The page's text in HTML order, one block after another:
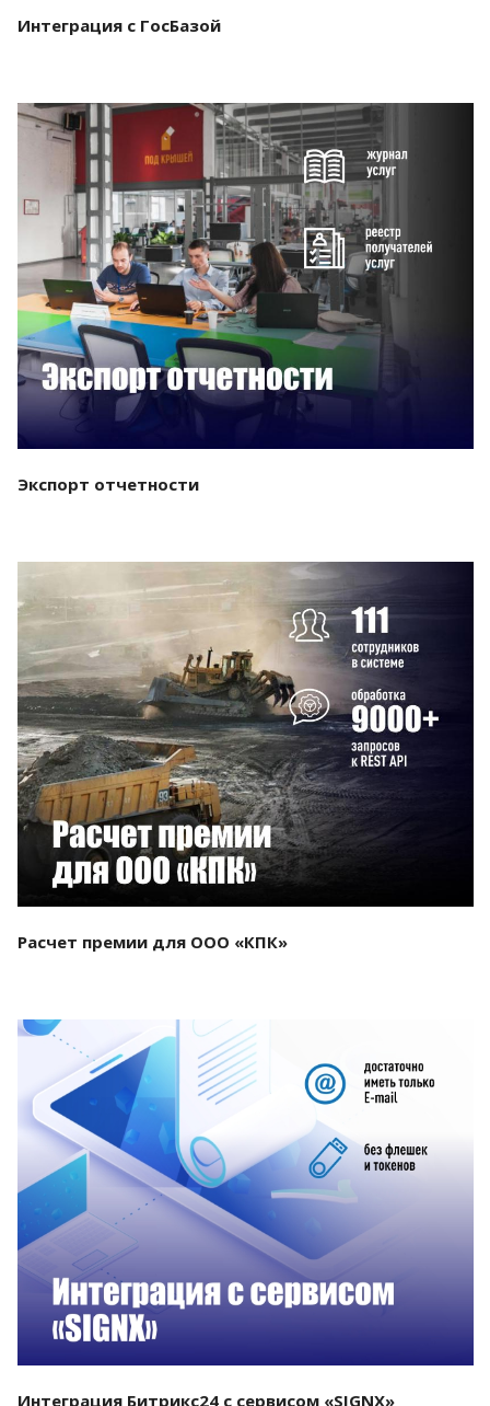
Интеграция с ГосБазой
Смотреть проект
Экспорт отчетности
Смотреть проект
Расчет премии для ООО «КПК»
Смотреть проект
Интеграция Битрикс24 с сервисом «SIGNX»